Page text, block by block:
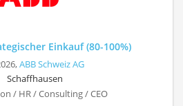
Einkauf (80-100%)
ABB Schweiz AG
Schaffhausen
/ HR / Consulting / CEO